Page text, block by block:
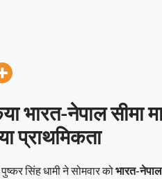
भारत-नेपाल सीमा
प्राथमिकता
सिंह धामी ने सोमवार कोभारत-